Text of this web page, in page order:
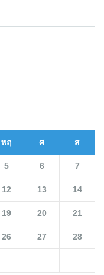
พฤ ศ ส
5 6 7
12 13 14
19 20 21
26 27 28